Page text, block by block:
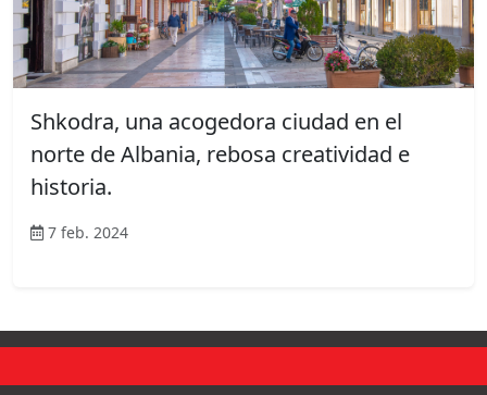
Shkodra, una acogedora ciudad en el
norte de Albania, rebosa creatividad e
historia.
7 feb. 2024